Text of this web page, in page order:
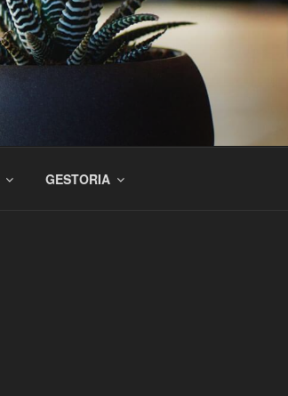
GESTORIA